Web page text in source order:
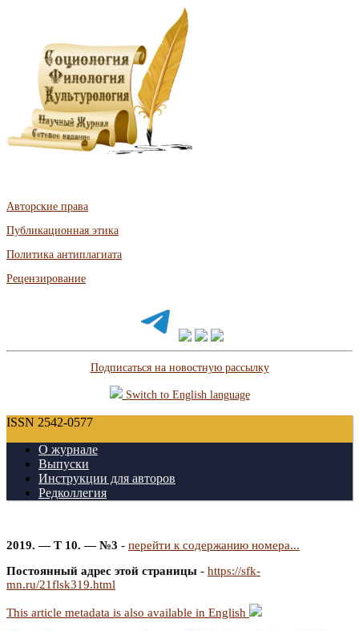
Авторские права
Публикационная этика
Политика антиплагиата
Рецензирование
Подписаться на новостную рассылку
Switch to English language
ISSN 2542-0577
О журнале
Выпуски
Инструкции для авторов
Редколлегия
2019. — Т 10. — №3 - перейти к содержанию номера...
Постоянный адрес этой страницы - https://sfk-
mn.ru/21flsk319.html
This article metadata is also available in English